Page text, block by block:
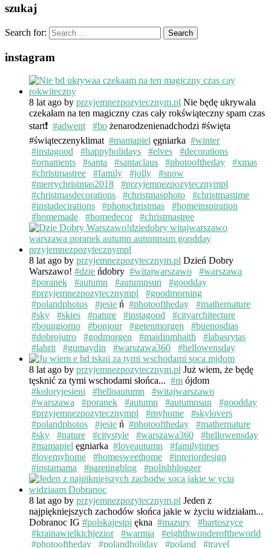
szukaj
Search for:
instagram
8 lat ago by przyjemnezpozytecznym.pl Nie będę ukrywała
czekałam na ten magiczny czas cały rokświąteczny spam czas
start❗️ #adwent #bo żenarodzenienadchodzi #święta
#świąteczenyklimat #mamapiel ęgniarka #winter
#instagood
#happyholidays #elves
#decorations
#ornaments
#santa #santaclaus #photooftheday
#xmas
#christmastree
#family #jolly
#snow
#merrychristmas2018
#przyjemnezpozytecznympl
#christmasdecorations
#christmasphoto
#christmastime
#instadecirations
#photochristmas
#homeinspiration
#homemade
#homedecor #christmastree
8 lat ago by przyjemnezpozytecznym.pl Dzień Dobry
Warszawo! #dzie ńdobry #witajwarszawo
#warszawa
#poranek
#autumn #autumnsun
#goodday
#przyjemnezpozytecznympl
#goodmorning
#polandphotos
#jesie ń #photooftheday
#mathernature
#sky
#skies #nature #instagood
#cityarchitecture
#boungiorno
#bonjour #getenmorgen
#buenosdias
#dobrojutro
#godmorgen #maidinmhaith
#labasrytas
#labrit
#gumaydin #warszawa360 #hellowensday
8 lat ago by przyjemnezpozytecznym.pl Już wiem, że będę
tęsknić za tymi wschodami słońca... #m ójdom
#koloryjesieni
#helloautumn
#witajwarszawo
#warszawa
#poranek #autumn #autumnsun
#goodday
#przyjemnezpozytecznympl
#myhome
#skylovers
#polandphotos
#jesie ń #photooftheday
#mathernature
#sky
#nature #citystyle #warszawa360
#hellowensday
#mamapiel ęgniarka #loveautumn
#familytimes
#lovemyhome
#homesweethome
#interiordesign
#instamama
#paretingblog #polishblogger
8 lat ago by przyjemnezpozytecznym.pl Jeden z
najpiękniejszych zachodów słońca jakie w życiu widziałam...
Dobranoc IG #polskajestpi ękna #mazury
#bartoszyce
#krainawielkichjezior
#warmia
#eighthwonderoftheworld
#photooftheday
#polandholiday #poland #travel